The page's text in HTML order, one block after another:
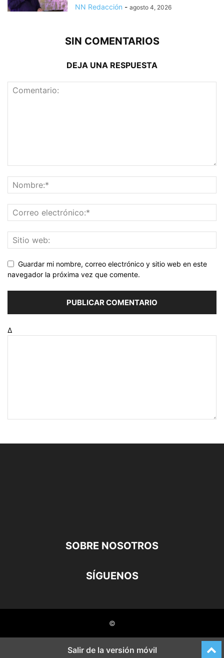
NN Redacción - agosto 4, 2026
SIN COMENTARIOS
DEJA UNA RESPUESTA
Guardar mi nombre, correo electrónico y sitio web en este
navegador la próxima vez que comente.
Δ
SOBRE NOSOTROS
SÍGUENOS
©
Salir de la versión móvil